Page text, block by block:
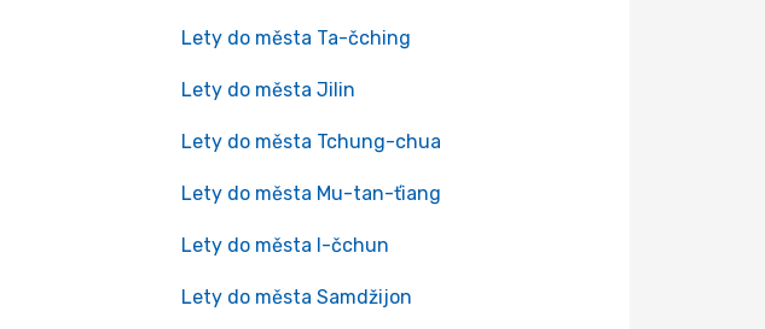
Lety do města Ta-čching
Lety do města Jilin
Lety do města Tchung-chua
Lety do města Mu-tan-ťiang
Lety do města I-čchun
Lety do města Samdžijon